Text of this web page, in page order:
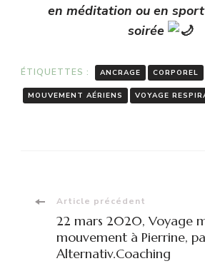
en méditation ou en
soirée
ÉTIQUETTES : ANCRAGE CORPOREL
MOUVEMENT AÉRIENS VOYAGE
Navigation
d'article
Article précédent
22 mars 2020, Voyage
mouvement à Pierrine,
Alternativ.Coaching